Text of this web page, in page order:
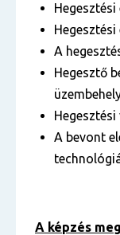
Hegesztési
A
Hegesztő
A bevont
A képzés